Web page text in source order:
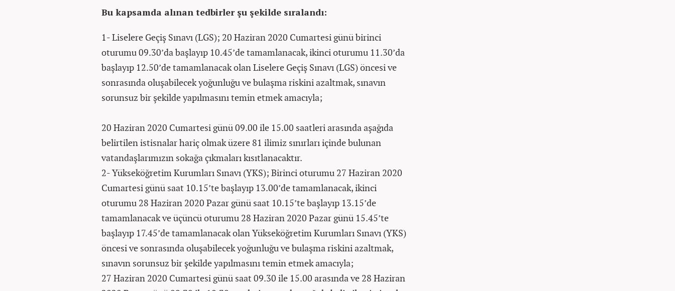
Bu kapsamda alınan tedbirler şu şekilde sıralandı:
1- Liselere Geçiş Sınavı (LGS); 20 Haziran 2020 Cumartesi günü birinci
oturumu 09.30’da başlayıp 10.45’de tamamlanacak, ikinci oturumu 11.30’da
başlayıp 12.50’de tamamlanacak olan Liselere Geçiş Sınavı (LGS) öncesi ve
sonrasında oluşabilecek yoğunluğu ve bulaşma riskini azaltmak, sınavın
sorunsuz bir şekilde yapılmasını temin etmek amacıyla;
20 Haziran 2020 Cumartesi günü 09.00 ile 15.00 saatleri arasında aşağıda
belirtilen istisnalar hariç olmak üzere 81 ilimiz sınırları içinde bulunan
vatandaşlarımızın sokağa çıkmaları kısıtlanacaktır.
2- Yükseköğretim Kurumları Sınavı (YKS); Birinci oturumu 27 Haziran 2020
Cumartesi günü saat 10.15’te başlayıp 13.00’de tamamlanacak, ikinci
oturumu 28 Haziran 2020 Pazar günü saat 10.15’te başlayıp 13.15’de
tamamlanacak ve üçüncü oturumu 28 Haziran 2020 Pazar günü 15.45’te
başlayıp 17.45’de tamamlanacak olan Yükseköğretim Kurumları Sınavı (YKS)
öncesi ve sonrasında oluşabilecek yoğunluğu ve bulaşma riskini azaltmak,
sınavın sorunsuz bir şekilde yapılmasını temin etmek amacıyla;
27 Haziran 2020 Cumartesi günü saat 09.30 ile 15.00 arasında ve 28 Haziran